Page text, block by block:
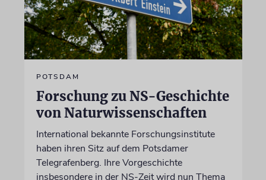
POTSDAM
Forschung zu NS-Geschichte
von Naturwissenschaften
International bekannte Forschungsinstitute
haben ihren Sitz auf dem Potsdamer
Telegrafenberg. Ihre Vorgeschichte
insbesondere in der NS-Zeit wird nun Thema